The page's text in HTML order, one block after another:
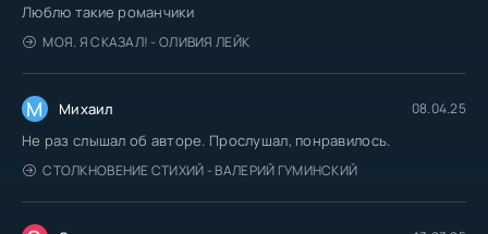
Люблю такие романчики
МОЯ. Я СКАЗАЛ! - ОЛИВИЯ ЛЕЙК
М Михаил 08.04.25
Не раз слышал об авторе. Прослушал, понравилось.
СТОЛКНОВЕНИЕ СТИХИЙ - ВАЛЕРИЙ ГУМИНСКИЙ